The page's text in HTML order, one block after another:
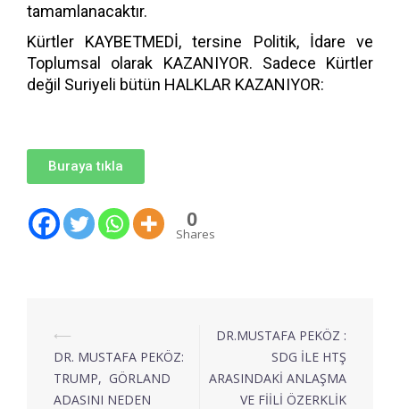
tamamlanacaktır.
Kürtler KAYBETMEDİ, tersine Politik, İdare ve
Toplumsal olarak KAZANIYOR. Sadece Kürtler
değil Suriyeli bütün HALKLAR KAZANIYOR:
Buraya tıkla
0
Shares
⟵
DR. MUSTAFA PEKÖZ:
TRUMP, GÖRLAND
ADASINI NEDEN
DR.MUSTAFA PEKÖZ :
SDG İLE HTŞ
ARASINDAKİ ANLAŞMA
VE FİİLİ ÖZERKLİK